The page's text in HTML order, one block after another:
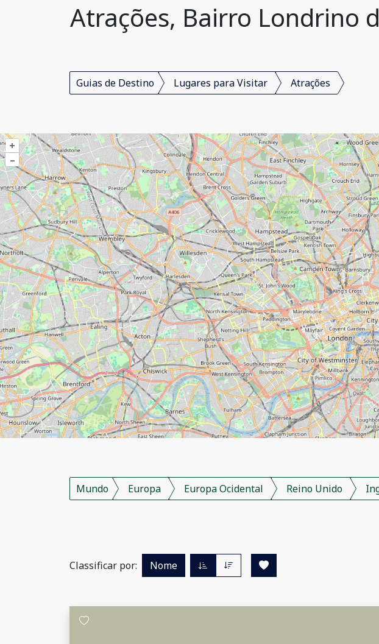
Atrações, Bairro Londrino
Guias de Destino Lugares para Visitar Atrações
+
–
Mundo Europa Europa Ocidental Reino Unido
Classificar por: Nome